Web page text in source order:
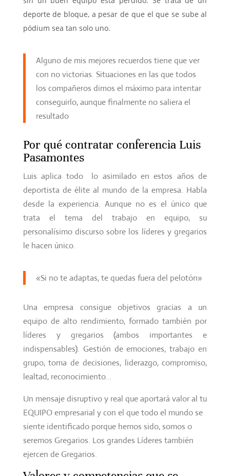
deporte de bloque, a pesar de que el que se sube al
pódium sea tan solo uno.
Alguno de mis mejores recuerdos tiene que ver
con no victorias. Situaciones en las que todos
los compañeros dimos el máximo para intentar
conseguirlo, aunque finalmente no saliera el
resultado
Por qué contratar conferencia Luis
Pasamontes
Luis aplica todo lo asimilado en estos años de
deportista de élite al mundo de la empresa. Habla
desde la experiencia. Aunque no es el único que
trata el tema del trabajo en equipo, su
personalísimo discurso sobre los líderes y gregarios
le hacen único.
«Si no te adaptas, te quedas fuera del pelotón»
Una empresa consigue objetivos gracias a un
equipo de alto rendimiento, formado también por
líderes y gregarios (ambos importantes e
indispensables). Gestión de emociones, trabajo en
grupo, toma de decisiones, liderazgo, compromiso,
lealtad, reconocimiento…
Un mensaje disruptivo y real que aportará valor al tu
EQUIPO empresarial y con el que todo el mundo se
siente identificado porque hemos sido, somos o
seremos Gregarios. Los grandes Líderes también
ejercen de Gregarios.